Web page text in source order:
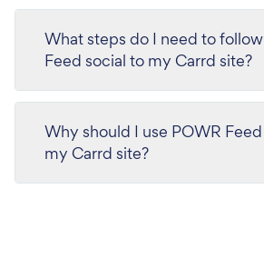
What steps do I need to
Feed social to my Carrd site?
Why should I use POWR
my Carrd site?